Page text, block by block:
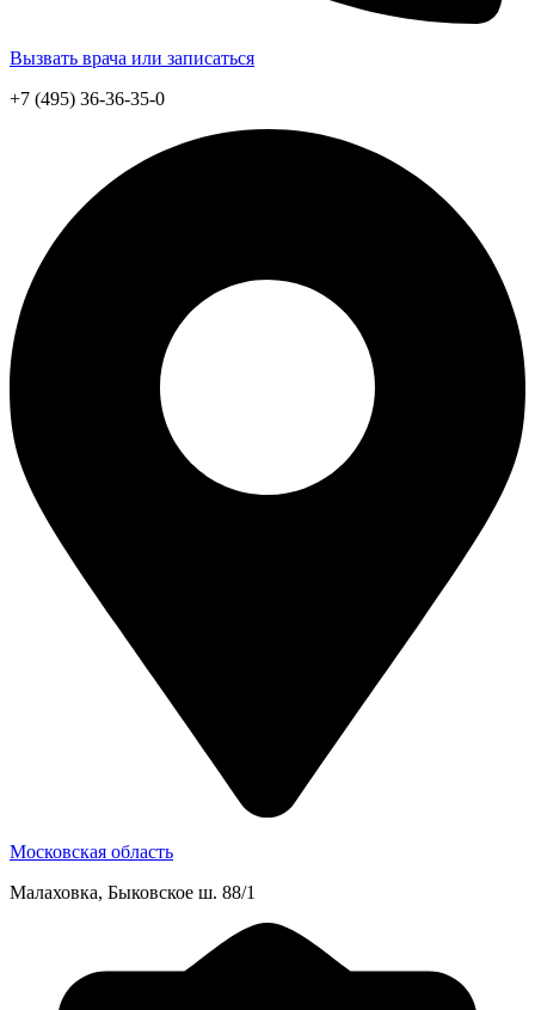
Вызвать врача или записаться
+7 (495) 36-36-35-0
Московская область
Малаховка, Быковское ш. 88/1